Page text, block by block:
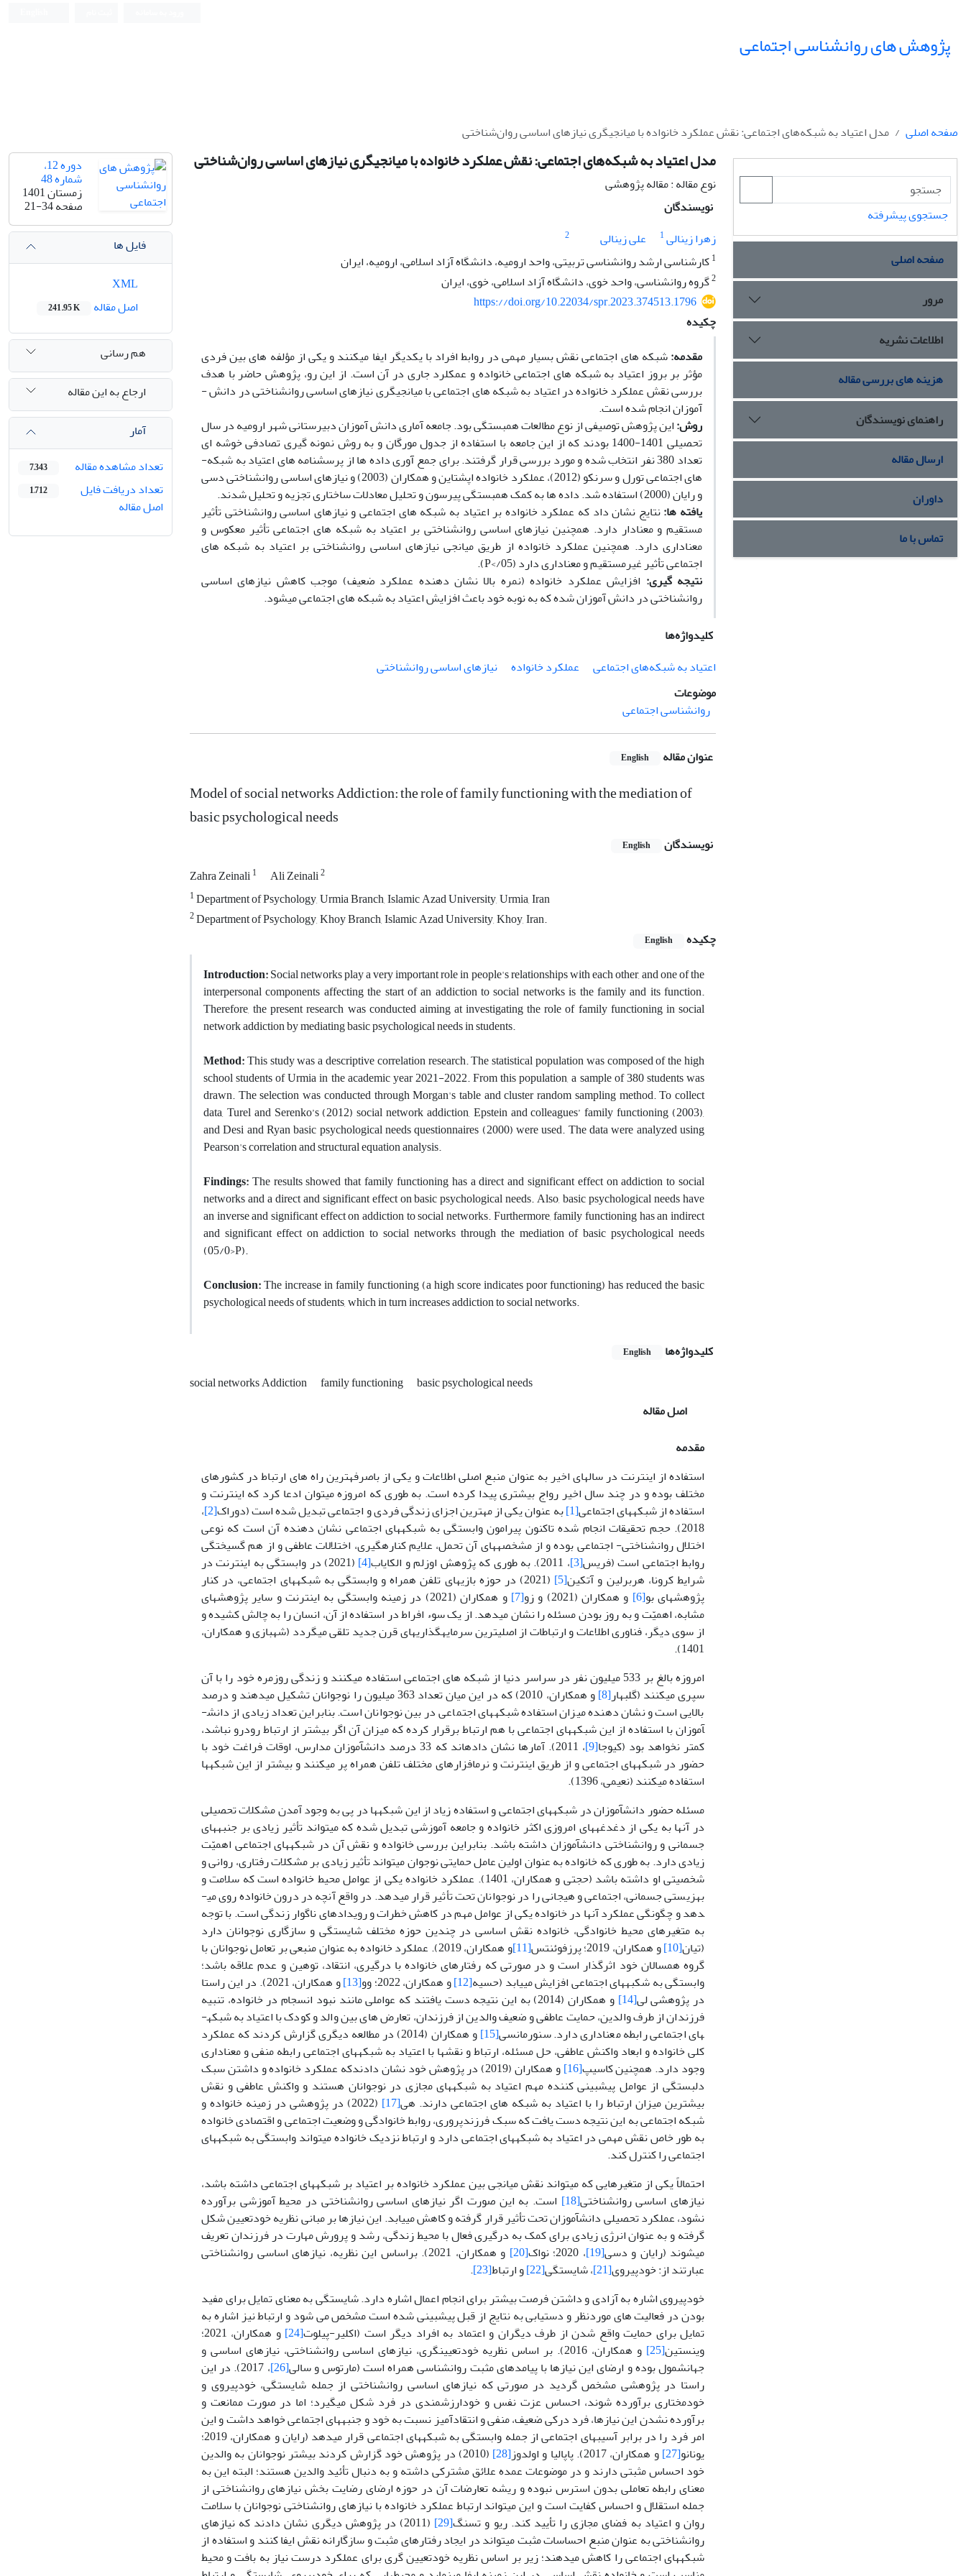
پژوهش های روانشناسی اجتماعی
صفحه اصلی مدل اعتیاد به شبکه‌های اجتماعی: نقش عملکرد خانواده با میانجیگری نیازهای اساسی روان‌شناختی ‏
مدل اعتیاد به شبکه‌های اجتماعی: نقش عملکرد خانواده با میانجیگری نیازهای اساسی روان‌شناختی ‏
نوع مقاله : مقاله پژوهشی
نویسندگان
زهرا زینالی1 علی زینالی
2
1کارشناسی ارشد روانشناسی تربیتی، واحد ارومیه، دانشگاه آزاد اسلامی، ارومیه، ایران
2گروه روانشناسی، واحد خوی، دانشگاه آزاد اسلامی، خوی، ایران
https://doi.org/10.22034/spr.2023.374513.1796
چکیده
مقدمه:شبکه ­های اجتماعی نقش بسیار مهمی در روابط افراد با یکدیگر ایفا می­کنند و یکی از مؤلفه­ های بین فردی
مؤثر بر بروز اعتیاد به شبکه­ های اجتماعی خانواده و عمکلرد جاری در آن است. از این رو، پژوهش حاضر با هدف
بررسی نقش عملکرد خانواده در اعتیاد به شبکه­ های اجتماعی با میانجیگری نیازهای اساسی روانشناختی در دانش ­
آموزان انجام شده است.
روش:این پژوهش توصیفی از نوع مطالعات همبستگی بود. جامعه آماری دانش­ آموزان دبیرستانی شهر ارومیه در سال
تحصیلی 1401-1400 بودند که از این جامعه با استفاده از جدول مورگان و به روش نمونه­ گیری تصادفی خوشه­ ای
تعداد 380 نفر انتخاب شده و مورد بررسی قرار گرفتند. برای جمع ­آوری داده ­ها از پرسشنامه­ های اعتیاد به شبکه­
های اجتماعی تورل و سرنکو (2012)، عملکرد خانواده اپشتاین و همکاران (2003) و نیازهای اساسی روانشناختی دسی
و رایان (2000) استفاده شد. داده­ ها به کمک همبستگی پیرسون و تحلیل معادلات ساختاری تجزیه و تحلیل شدند.
یافته­ ها:نتایج نشان داد که عملکرد خانواده بر اعتیاد به شبکه­ های اجتماعی و نیازهای اساسی روانشناختی تأثیر
مستقیم و معنادار دارد. همچنین نیازهای اساسی روانشناختی بر اعتیاد به شبکه­ های اجتماعی تأثیر معکوس و
معناداری دارد. همچنین عملکرد خانواده از طریق میانجی نیازهای اساسی روانشناختی بر اعتیاد به شبکه­ های
اجتماعی تأثیر غیرمستقیم و معناداری دارد (05/>P).
نتیجه ­گیری: افزایش عملکرد خانواده (نمره بالا نشان دهنده عملکرد ضعیف) موجب کاهش نیازهای اساسی
روانشناختی در دانش­ آموزان شده که به نوبه خود باعث افزایش اعتیاد به شبکه­ های اجتماعی می­شود.
کلیدواژه‌ها
اعتیاد به شبکه‌های اجتماعی
عملکرد خانواده
نیازهای اساسی روانشناختی
موضوعات
روانشناسی اجتماعی
عنوان مقاله English
Model of social networks Addiction: the role of family functioning with the mediation of
basic psychological needs
نویسندگان English
Zahra Zeinali1 Ali Zeinali2
1Department of Psychology, Urmia Branch, Islamic Azad University, Urmia, Iran
2Department of Psychology, Khoy Branch, Islamic Azad University, Khoy, Iran.
چکیده
English
Introduction:Social networks play a very important role in people's relationships with each other, and one of the
interpersonal components affecting the start of an addiction to social networks is the family and its function.
Therefore, the present research was conducted aiming at investigating the role of family functioning in social
network addiction by mediating basic psychological needs in students.
Method:This study was a descriptive correlation research. The statistical population was composed of the high
school students of Urmia in the academic year 2021-2022. From this population, a sample of 380 students was
drawn. The selection was conducted through Morgan's table and cluster random sampling method. To collect
data, Turel and Serenko’s (2012) social network addiction, Epstein and colleagues’ family functioning (2003),
and Desi and Ryan basic psychological needs questionnaires (2000) were used. The data were analyzed using
Pearson's correlation and structural equation analysis.
Findings:The results showed that family functioning has a direct and significant effect on addiction to social
networks and a direct and significant effect on basic psychological needs. Also, basic psychological needs have
an inverse and significant effect on addiction to social networks. Furthermore, family functioning has an indirect
and significant effect on addiction to social networks through the mediation of basic psychological needs
(05/0>P).
Conclusion:The increase in family functioning (a high score indicates poor functioning) has reduced the basic
psychological needs of students, which in turn increases addiction to social networks.
کلیدواژه‌ها English
social networks Addiction family functioning
basic psychological needs
اصل مقاله
مقدمه
استفاده از اینترنت در سال­های اخیر به عنوان منبع اصلی اطلاعات و یکی از باصرفه­ترین راه های ارتباط در کشورهای
مختلف بوده و در چند سال اخیر رواج بیشتری پیدا کرده است. به طوری که امروزه می­توان ادعا کرد که اینترنت و
استفاده از شبکه­های اجتماعی[1] به عنوان یکی از مهترین اجزای زندگی فردی و اجتماعی تبدیل شده است (دوراک[2] ،
2018). حجم تحقیقات انجام شده تاکنون پیرامون وابستگی به شبکه­های اجتماعی نشان دهنده آن است که نوعی
اختلال روانشناختی- اجتماعی بوده و از مشخصه­های آن تحمل، علایم کناره­گیری، اختلالات عاطفی و از هم گسیختگی
روابط اجتماعی است (فریس[3] ، 2011). به طوری که پژوهش اوزلم و الکایاب [4]
(2021) در وابستگی به اینترنت در
شرایط کرونا، هربرلین و آتکین[5]
(2021) در حوزه بازی­های تلفن همراه و وابستگی به شبکه­های اجتماعی، در کنار
پژوهش­های بو[6] و همکاران (2021) و زو [7]
و همکاران (2021) در زمینه وابستگی به اینترنت و سایر پژوهش­های
مشابه، اهمیّت و به روز بودن مسئله را نشان می­دهد. از یک سوء افراط در استفاده از آن، انسان را به چالش کشیده و
از سوی دیگر، فناوری اطلاعات و ارتباطات از اصلی­ترین سرمایه­گذاری­های قرن جدید تلقی می­گردد (شهبازی و همکاران،
1401).
امروزه بالغ بر 533 میلیون نفر در سراسر دنیا از شبکه های اجتماعی استفاده می­کنند و زندگی روزمره خود را با آن
سپری می­کنند (گلبهار[8]
و همکاران، 2010) که در این میان تعداد 363 میلیون را نوجوانان تشکیل می­دهند و درصد
بالایی است و نشان دهنده میزان استفاده شبکه­های اجتماعی در بین نوجوانان است. بنابراین تعداد زیادی از دانش­
آموزان با استفاده از این شبکه­های اجتماعی با هم ارتباط برقرار کرده که میزان آن اگر بیشتر از ارتباط رودرو نباشد،
کمتر نخواهد بود (کیوجا[9]
، 2011). آمارها نشان داده­اند که 33 درصد دانش­آموزان مدارس، اوقات فراغت خود با
حضور در شبکه­های اجتماعی و از طریق اینترنت و نرم­افزارهای مختلف تلفن همراه پر می­کنند و بیشتر از این شبکه­ها
استفاده می­کنند (نعیمی، 1396).
مسئله حضور دانش­آموزان در شبکه­های اجتماعی و استفاده زیاد از این شبکه­ها در پی به وجود آمدن مشکلات تحصیلی
در آن­ها به یکی از دغدغه­های امروزی اکثر خانواده و جامعه آموزشی تبدیل شده که می­تواند تأثیر زیادی بر جنبه­های
جسمانی و روانشناختی دانش­آموزان داشته باشد. بنابراین بررسی خانواده­ و نقش آن در شبکه­های اجتماعی اهمیّت
زیادی دارد. به طوری که خانواده به عنوان اولین عامل حمایتی نوجوان می­تواند تأثیر زیادی بر مشکلات رفتاری، روانی و
شخصیتی او داشته باشد (حجتی و همکاران، 1401). عملکرد خانواده یکی از عوامل محیط خانواده است که سلامت و
بهزیستی جسمانی، اجتماعی و هیجانی را در نوجوانان تحت تأثیر قرار می­دهد. در واقع آنچه در درون خانواده روی می­
دهد و چگونگی عملکرد آن­ها در خانواده یکی از عوامل مهم در کاهش خطرات و رویدادهای ناگوار زندگی است. با توجه
به متغیرهای محیط خانوادگی، خانواده نقش اساسی در چندین حوزه مختلف شایستگی و سازگاری نوجوانان دارد
(تیان[10] و همکاران، 2019؛ پرزفوئنتس [11]
و همکاران، 2019). عملکرد خانواده به عنوان منبعی بر تعامل نوجوانان با
گروه همسالان خود اثرگذار است و در صورتی که رفتارهای خانواده با درگیری، انتقاد، توهین و عدم علاقه باشد؛
وابستگی به شکبه­های اجتماعی افزایش می­یابد (حسیه[12] و همکاران، 2022؛ وو [13]
و همکاران، 2021). در این راستا
در پژوهشی لی[14]
و همکاران (2014) به این نتیجه دست یافتند که عواملی مانند نبود انسجام در خانواده، تنبیه
فرزندان از طرف والدین، حمایت عاطفی و ضعیف والدین از فرزندان، تعارض های بین والد و کودک با اعتیاد به شبکه­
های اجتماعی رابطه معناداری دارد. سنورمانسی[15]
و همکاران (2014) در مطالعه دیگری گزارش کردند که عملکرد
کلی خانواده و ابعاد واکنش عاطفی، حل مسئله، ارتباط و نقش­ها با اعتیاد به شبکه­های اجتماعی رابطه منفی و معناداری
وجود دارد. همچنین کاسیپ[16]
و همکاران (2019) در پژوهش خود نشان دادندکه عملکرد خانواده و داشتن سبک
دلبستگی از عوامل پیش­بینی کننده مهم اعتیاد به شبکه­های مجازی در نوجوانان هستند و واکنش عاطفی و نقش
بیشترین میزان ارتباط را با اعتیاد به شبکه های اجتماعی دارند. هی[17]
(2022) در پژوهشی در زمینه خانواده و
شبکه اجتماعی به این نتیجه دست یافت که سبک فرزندپروری، روابط خانوادگی و وضعیت اجتماعی و اقتصادی خانواده
به طور خاص نقش مهمی در اعتیاد به شبکه­های اجتماعی دارد و ارتباط نزدیک خانواده می­تواند وابستگی به شبکه­های
اجتماعی را کنترل کند.
احتمالاً یکی از متغیرهایی که می­تواند نقش میانجی بین عملکرد خانواده بر اعتیاد بر شبکه­های اجتماعی داشته باشد،
نیازهای اساسی روان­شناختی[18]
است. به این صورت اگر نیازهای اساسی روانشناختی در محیط آموزشی برآورده
نشود، عملکرد تحصیلی دانش­آموزان تحت تأثیر قرار گرفته و کاهش می­یابد. این نیازها بر مبانی نظریه خودتعیین شکل
گرفته و به عنوان انرژی زیادی برای کمک به درگیری فعال با محیط زندگی، رشد و پرورش مهارت در فرزندان تعریف
می­شوند (رایان و دسی[19] ، 2020؛ نواک [20]
و همکاران، 2021). براساس این نظریه، نیازهای اساسی روان­شناختی
عبارتند از: خودپیروی[21] ، شایستگی[22] و ارتباط[23]
.
خودپیروی اشاره به آزادی و داشتن فرصت بیشتر برای انجام اعمال اشاره دارد. شایستگی به معنای تمایل برای مفید
بودن در فعالیت های موردنظر و دستیابی به نتایج از قبل پیش­بینی شده است مشخص می شود و ارتباط نیز اشاره به
تمایل برای حمایت واقع شدن از طرف دیگران و اعتماد به افراد دیگر است (اکلیر-پیلوت[24]
و همکاران، 2021؛
وینستین[25]
و همکاران، 2016). بر اساس نظریه خودتعیین­گری، نیازهای اساسی روانشناختی، نیازهای اساسی و
جهانشمول بوده و ارضای این نیازها با پیامدهای مثبت روانشناسی همراه است (مارتوس و سالی[26]
، 2017). در این
راستا در پژوهشی مشخص گردید در صورتی که نیازهای اساسی روانشناختی از جمله شایستگی، خودپیروی و
خودمختاری برآورده شوند، احساس عزت نفس و خودارزشمندی در فرد شکل می­گیرد؛ اما در صورت ممانعت و
برآورده نشدن این نیازها، فرد درکی ضعیف، منفی و انتقادآمیز نسبت به خود و جنبه­های اجتماعی خواهد داشت و این
امر فرد را در برابر آسیب­های اجتماعی از جمله وابستگی به شبکه­های اجتماعی قرار می­دهد (رایان و همکاران، 2019؛
یونانو[27] و همکاران، 2017). پاپالیا و اولدوز [28]
(2010) در پژوهش خود گزارش کردند بیشتر نوجوانان به والدین
خود احساس مثبتی دارند و در موضوعات عمده علائق مشترکی داشته و به دنبال تأئید والدین هستند؛ البته این به
معنای رابطه تعاملی بدون استرس نبوده و ریشه تعارضات آن در حوزه ارضای رضایت بخش نیازهای روانشناختی از
جمله استقلال و احساس کفایت است و این می­تواند ارتباط عملکرد خانواده با نیازهای روانشناختی نوجوانان با سلامت
روان و اعتیاد به فضای مجازی را تأیید کند. ریو و تسنگ[29]
(2011) در پژوهش دیگری نشان دادند که نیازهای
روانشناختی به عنوان منبع احساسات مثبت می­تواند در ایجاد رفتارهای مثبت و سازگارانه نقش ایفا کنند و استفاده از
شبکه­های اجتماعی را کاهش می­دهند؛ زیر بر اساس نظریه خودتعیین گری برای عملکرد درست نیاز به بافت و محیط
دوره 12،
شماره 48
زمستان 1401
صفحه21-34
فایل ها
اصل مقاله
241.95 K
هم رسانی
ارجاع به این مقاله
آمار
تعداد مشاهده مقاله
7,343
تعداد دریافت فایل
اصل مقاله
1,712
جستجوی پیشرفته
صفحه اصلی
مرور
اطلاعات نشریه
هزینه های بررسی مقاله
راهنمای نویسندگان
ارسال مقاله
داوران
تماس با ما